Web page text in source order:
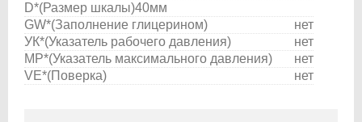
D*(Размер шкалы)40мм
GW*(Заполнение глицерином)
нет
УК*(Указатель рабочего давления)
нет
MP*(Указатель максимального давления)
нет
VE*(Поверка) нет